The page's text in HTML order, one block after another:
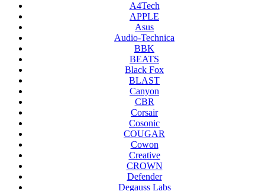
A4Tech
APPLE
Asus
Audio-Technica
BBK
BEATS
Black Fox
BLAST
Canyon
CBR
Corsair
Cosonic
COUGAR
Cowon
Creative
CROWN
Defender
Degauss Labs